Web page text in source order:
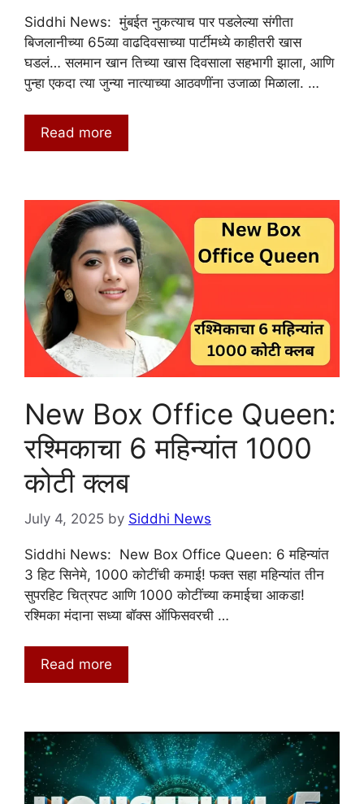
Siddhi News: मुंबईत नुकत्याच पार पडलेल्या संगीता
बिजलानीच्या 65व्या वाढदिवसाच्या पार्टीमध्ये काहीतरी खास
घडलं… सलमान खान तिच्या खास दिवसाला सहभागी झाला, आणि
पुन्हा एकदा त्या जुन्या नात्याच्या आठवणींना उजाळा मिळाला. …
Read more
New Box Office Queen:
रश्मिकाचा 6 महिन्यांत 1000
कोटी क्लब
July 4, 2025 by Siddhi News
Siddhi News: New Box Office Queen: 6 महिन्यांत
3 हिट सिनेमे, 1000 कोटींची कमाई! फक्त सहा महिन्यांत तीन
सुपरहिट चित्रपट आणि 1000 कोटींच्या कमाईचा आकडा!
रश्मिका मंदाना सध्या बॉक्स ऑफिसवरची …
Read more